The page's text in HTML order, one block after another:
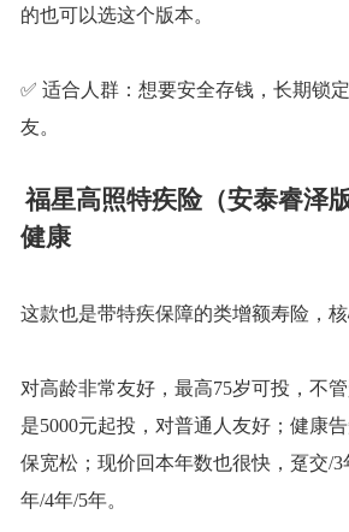
的也可以选这个版本。
✅ 适合人群：想要安全存钱，长期锁
友。
福星高照特疾险（安泰睿泽版
健康
这款也是带特疾保障的类增额寿险，核
对高龄非常友好，最高75岁可投，不
是5000元起投，对普通人友好；健康
保宽松；现价回本年数也很快，趸交/3
年/4年/5年。